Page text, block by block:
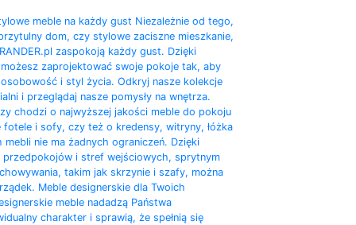
meble na każdy gust Niezależnie od tego,
dom, czy stylowe zaciszne mieszkanie,
zaspokoją każdy gust. Dzięki
zaprojektować swoje pokoje tak, aby
i styl życia. Odkryj nasze kolekcje
i przeglądaj nasze pomysły na wnętrza.
chodzi o najwyższej jakości meble do pokoju
i sofy, czy też o kredensy, witryny, łóżka
nie ma żadnych ograniczeń. Dzięki
i stref wejściowych, sprytnym
takim jak skrzynie i szafy, można
Meble designerskie dla Twoich
meble nadadzą Państwa
charakter i sprawią, że spełnią się